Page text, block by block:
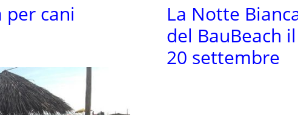
per cani
La Notte
del BauBeach il
20 settembre